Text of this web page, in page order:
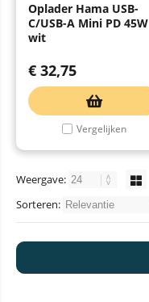
Oplader Hama USB-
C/USB-A Mini PD 45W
wit
€ 32,75
Vergelijken
Weergave:
Sorteren: